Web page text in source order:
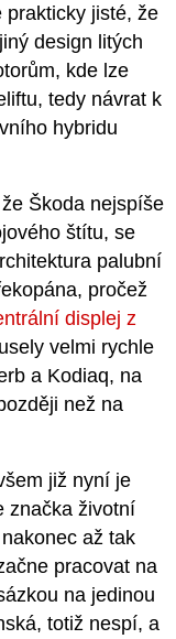
jisté, že
design litých
kde lze
tedy návrat k
hybridu
Škoda nejspíše
štítu, se
palubní
pročež
displej z
velmi rychle
a Kodiaq, na
než na
již nyní je
značka životní
až tak
pracovat na
na jedinou
totiž nespí, a